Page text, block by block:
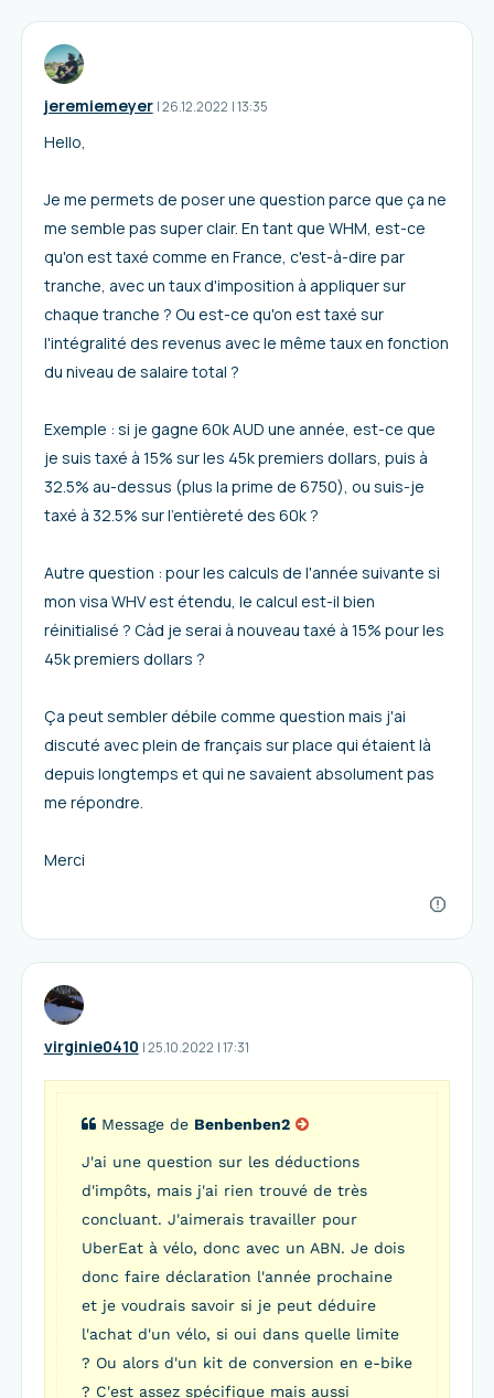
jeremiemeyer I26.12.2022 |13:35
Hello,
Je me permets de poser une question parce que ça ne
me semble pas super clair. En tant que WHM, est-ce
qu'on est taxé comme en France, c'est-à-dire par
tranche, avec un taux d'imposition à appliquer sur
chaque tranche ? Ou est-ce qu'on est taxé sur
l'intégralité des revenus avec le même taux en fonction
du niveau de salaire total ?
Exemple : si je gagne 60k AUD une année, est-ce que
je suis taxé à 15% sur les 45k premiers dollars, puis à
32.5% au-dessus (plus la prime de 6750), ou suis-je
taxé à 32.5% sur l’entièreté des 60k ?
Autre question : pour les calculs de l'année suivante si
mon visa WHV est étendu, le calcul est-il bien
réinitialisé ? Càd je serai à nouveau taxé à 15% pour les
45k premiers dollars ?
Ça peut sembler débile comme question mais j'ai
discuté avec plein de français sur place qui étaient là
depuis longtemps et qui ne savaient absolument pas
me répondre.
Merci
virginie0410 I25.10.2022 |17:31
Message de Benbenben2
J'ai une question sur les déductions
d'impôts, mais j'ai rien trouvé de très
concluant. J'aimerais travailler pour
UberEat à vélo, donc avec un ABN. Je dois
donc faire déclaration l'année prochaine
et je voudrais savoir si je peut déduire
l'achat d'un vélo, si oui dans quelle limite
? Ou alors d'un kit de conversion en e-bike
? C'est assez spécifique mais aussi